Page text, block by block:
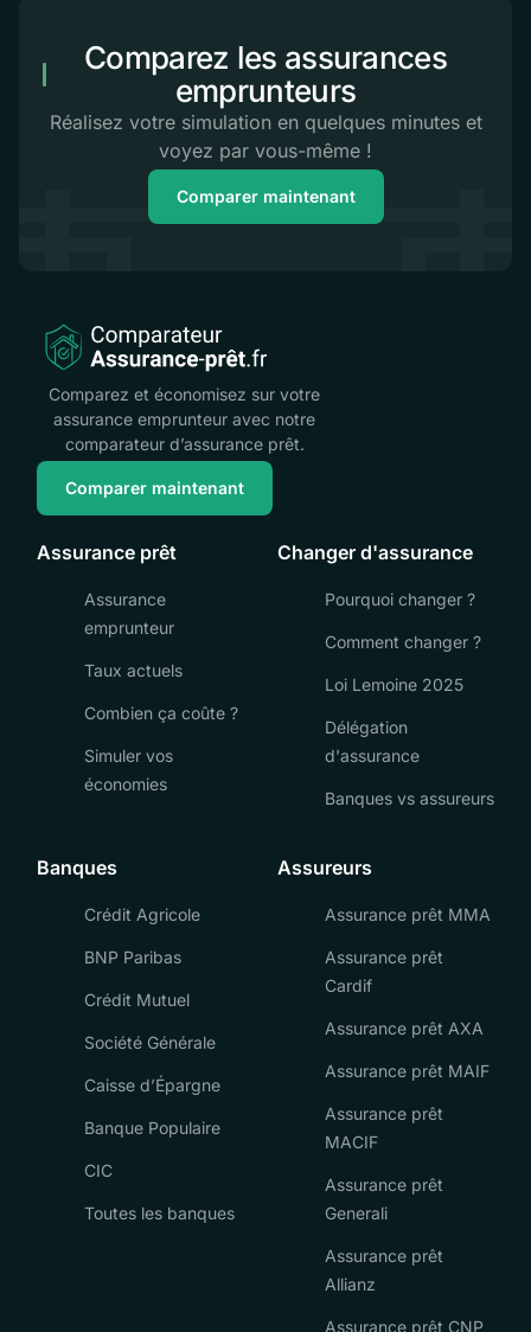
Comparez les assurances
emprunteurs
Réalisez votre simulation en quelques minutes et
voyez par vous-même !
Comparer maintenant
Comparez et économisez sur votre
assurance emprunteur avec notre
comparateur d’assurance prêt.
Comparer maintenant
Assurance prêt
Assurance
emprunteur
Taux actuels
Combien ça coûte ?
Simuler vos
économies
Changer d'assurance
Pourquoi changer ?
Comment changer ?
Loi Lemoine 2025
Délégation
d'assurance
Banques vs assureurs
Banques
Crédit Agricole
BNP Paribas
Crédit Mutuel
Société Générale
Caisse d’Épargne
Banque Populaire
CIC
Toutes les banques
Assureurs
Assurance prêt MMA
Assurance prêt
Cardif
Assurance prêt AXA
Assurance prêt MAIF
Assurance prêt
MACIF
Assurance prêt
Generali
Assurance prêt
Allianz
Assurance prêt CNP